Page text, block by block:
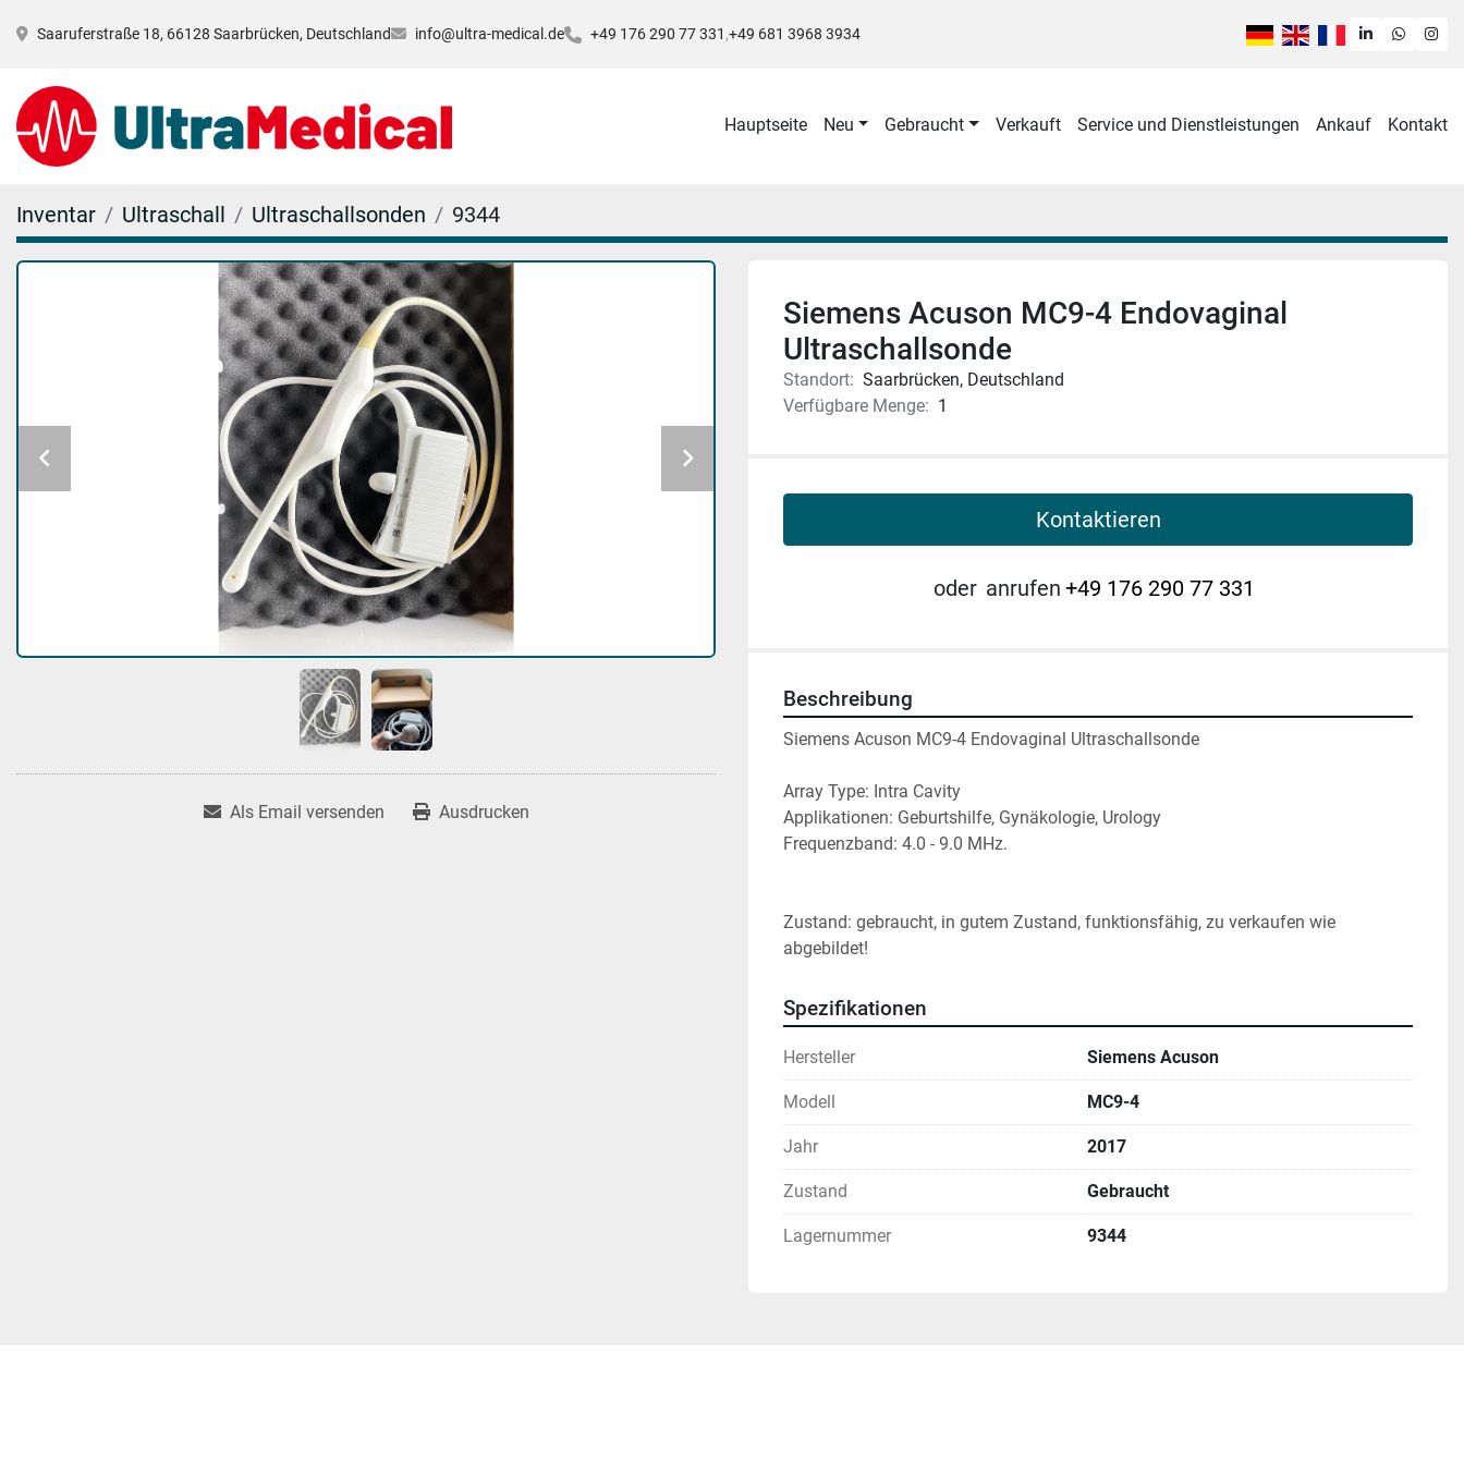
Saaruferstraße 18, 66128 Saarbrücken, Deutschland info@ultra-medical.de +49 176 290 77 331 +49 681 3968 3934 linkedin
Hauptseite Neu Gebraucht Verkauft Service und Dienstleistungen Ankauf Kontakt
Inventar Ultraschall Ultraschallsonden 9344
Als Email versenden Ausdrucken
Siemens Acuson MC9-4 Endovaginal
Ultraschallsonde
Standort: Saarbrücken, Deutschland
Verfügbare Menge: 1
Kontaktieren
oder anrufen +49 176 290 77 331
Beschreibung
Siemens Acuson MC9-4 Endovaginal Ultraschallsonde
Array Type: Intra Cavity
Applikationen: Geburtshilfe, Gynäkologie, Urology
Frequenzband: 4.0 - 9.0 MHz.
Zustand: gebraucht, in gutem Zustand, funktionsfähig, zu verkaufen wie
abgebildet!
Spezifikationen
Hersteller Siemens Acuson
Modell MC9-4
Jahr 2017
Zustand Gebraucht
Lagernummer 9344